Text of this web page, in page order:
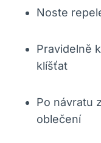
Noste
Pravidelně
klíšťat
Po návratu
oblečení